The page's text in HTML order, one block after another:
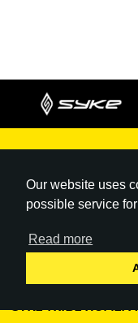
Our website uses
possible service
Read more
Privacy Policy|
CodeLotus Oy
3554102-6
SYKE TRIBE